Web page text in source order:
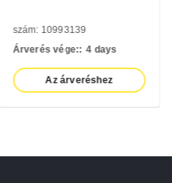
szám: 10993139
Árverés vége:: 4 days
Az árveréshez